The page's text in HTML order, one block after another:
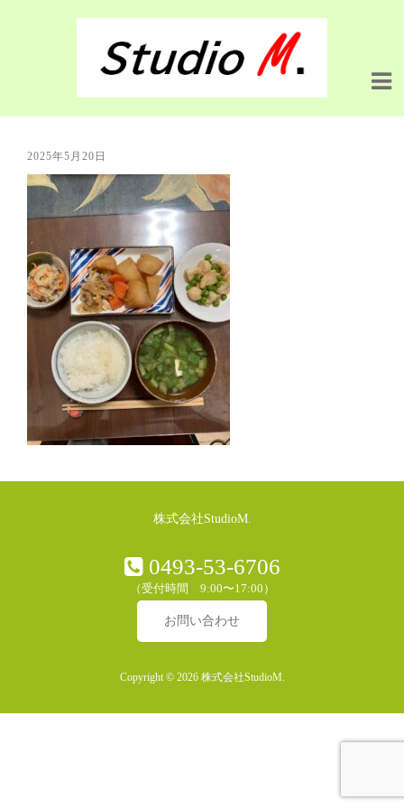
2025年5月20日
株式会社StudioM.
0493-53-6706
（受付時間 9:00〜17:00）
お問い合わせ
Copyright © 2026 株式会社StudioM.